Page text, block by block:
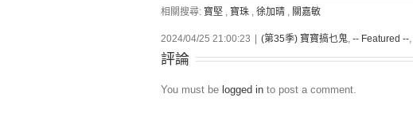
相關搜尋: 寶堅 , 寶珠 , 徐加晴 , 關嘉敏
2024/04/25 21:00:23 (第35季) 寶寶搞乜鬼, -- Featured --,
評論
You must be logged in to post a comment.